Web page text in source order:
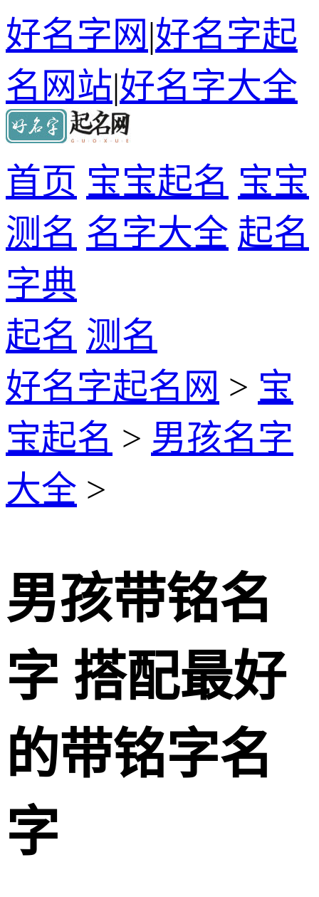
好名字网|好名字起
名网站|好名字大全
首页 宝宝起名 宝宝
测名 名字大全 起名
字典
起名 测名
好名字起名网 > 宝
宝起名 > 男孩名字
大全 >
男孩带铭名
字 搭配最好
的带铭字名
字